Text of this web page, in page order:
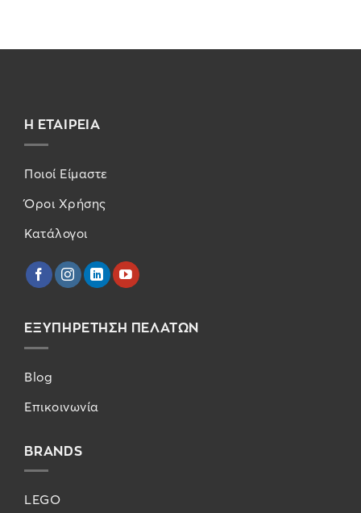
Η ΕΤΑΙΡΕΙΑ
Ποιοί Είμαστε
Όροι Χρήσης
Κατάλογοι
ΕΞΥΠΗΡΕΤΗΣΗ ΠΕΛΑΤΩΝ
Blog
Επικοινωνία
BRANDS
LEGO